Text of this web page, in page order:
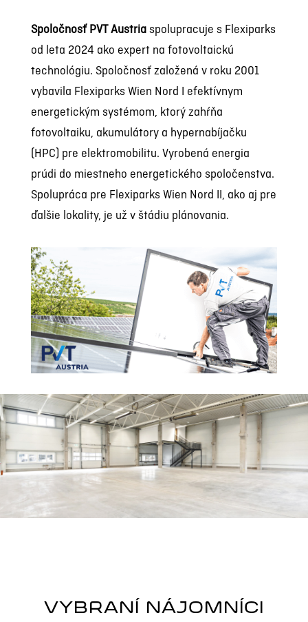
Spoločnosť PVT Austriaspolupracuje s Flexiparks
od leta 2024 ako expert na fotovoltaickú
technológiu. Spoločnosť založená v roku 2001
vybavila Flexiparks Wien Nord I efektívnym
energetickým systémom, ktorý zahŕňa
fotovoltaiku, akumulátory a hypernabíjačku
(HPC) pre elektromobilitu. Vyrobená energia
prúdi do miestneho energetického spoločenstva.
Spolupráca pre Flexiparks Wien Nord II, ako aj pre
ďalšie lokality, je už v štádiu plánovania.
VYBRANÍ NÁJOMNÍCI